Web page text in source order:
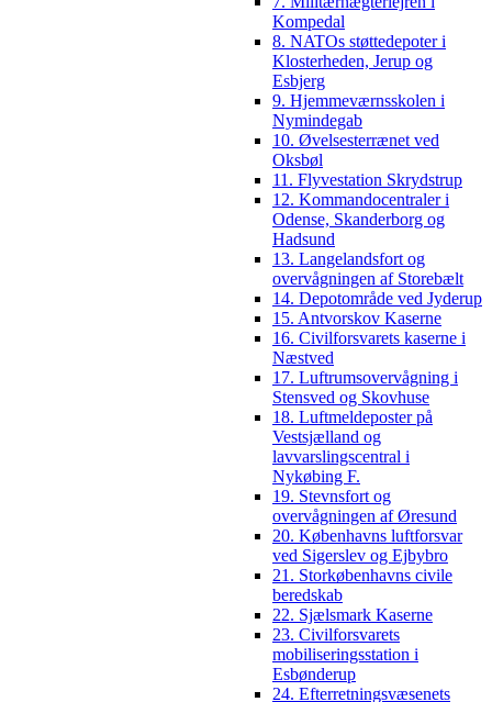
Kompedal
8. NATOs støttedepoter i
Klosterheden, Jerup og
Esbjerg
9. Hjemmeværnsskolen i
Nymindegab
10. Øvelsesterrænet ved
Oksbøl
11. Flyvestation Skrydstrup
12. Kommandocentraler i
Odense, Skanderborg og
Hadsund
13. Langelandsfort og
overvågningen af Storebælt
14. Depotområde ved Jyderup
15. Antvorskov Kaserne
16. Civilforsvarets kaserne i
Næstved
17. Luftrumsovervågning i
Stensved og Skovhuse
18. Luftmeldeposter på
Vestsjælland og
lavvarslingscentral i
Nykøbing F.
19. Stevnsfort og
overvågningen af Øresund
20. Københavns luftforsvar
ved Sigerslev og Ejbybro
21. Storkøbenhavns civile
beredskab
22. Sjælsmark Kaserne
23. Civilforsvarets
mobiliseringsstation i
Esbønderup
24. Efterretningsvæsenets